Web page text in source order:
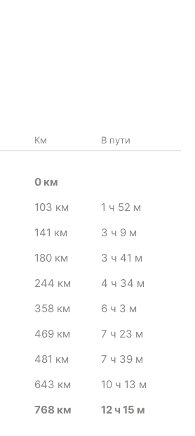
Км В пути
0 км
103 км 1 ч 52 м
141 км 3 ч 9 м
180 км 3 ч 41 м
244 км 4 ч 34 м
358 км 6 ч 3 м
469 км 7 ч 23 м
481 км 7 ч 39 м
643 км 10 ч 13 м
768 км 12 ч 15 м